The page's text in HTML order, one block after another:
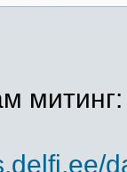
митинг: